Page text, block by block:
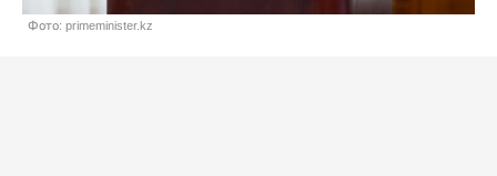
Фото: primeminister.kz